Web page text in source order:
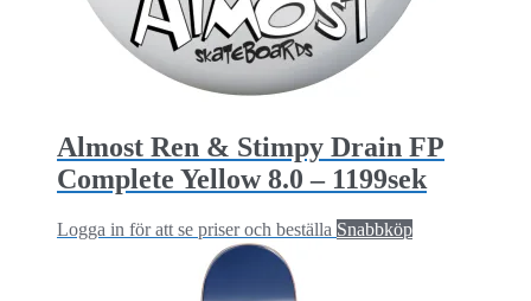
Almost Ren & Stimpy Drain FP
Complete Yellow 8.0 – 1199sek
Logga in för att se priser och beställa Snabbköp